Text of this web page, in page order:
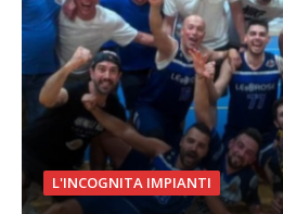
L'INCOGNITA IMPIANTI